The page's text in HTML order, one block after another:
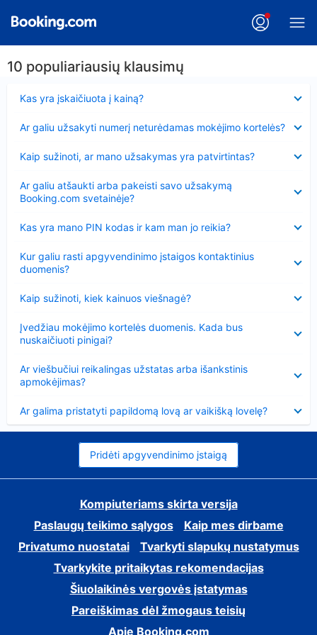
10 populiariausių klausimų
Kas yra įskaičiuota į kainą?
Ar galiu užsakyti numerį neturėdamas mokėjimo kortelės?
Kaip sužinoti, ar mano užsakymas yra patvirtintas?
Ar galiu atšaukti arba pakeisti savo užsakymą
Booking.com svetainėje?
Kas yra mano PIN kodas ir kam man jo reikia?
Kur galiu rasti apgyvendinimo įstaigos kontaktinius
duomenis?
Kaip sužinoti, kiek kainuos viešnagė?
Įvedžiau mokėjimo kortelės duomenis. Kada bus
nuskaičiuoti pinigai?
Ar viešbučiui reikalingas užstatas arba išankstinis
apmokėjimas?
Ar galima pristatyti papildomą lovą ar vaikišką lovelę?
Pridėti apgyvendinimo įstaigą
Kompiuteriams skirta versija
Paslaugų teikimo sąlygos
Kaip mes dirbame
Privatumo nuostatai
Tvarkyti slapukų nustatymus
Tvarkykite pritaikytas rekomendacijas
Šiuolaikinės vergovės įstatymas
Pareiškimas dėl žmogaus teisių
Apie Booking.com